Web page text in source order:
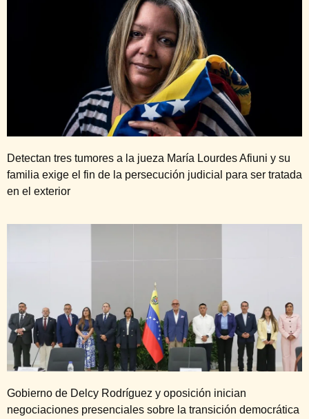
Detectan tres tumores a la jueza María Lourdes Afiuni y su
familia exige el fin de la persecución judicial para ser tratada
en el exterior
Gobierno de Delcy Rodríguez y oposición inician
negociaciones presenciales sobre la transición democrática